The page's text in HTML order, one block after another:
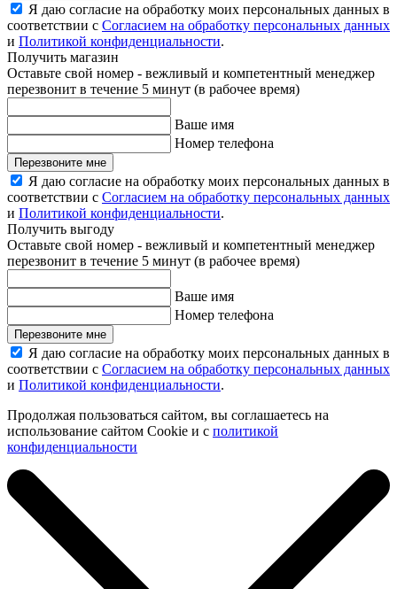
Я даю согласие на обработку моих персональных данных в
соответствии с Согласием на обработку персональных данных
и Политикой конфиденциальности.
Получить магазин
Оставьте свой номер - вежливый и компетентный менеджер
перезвонит в течение 5 минут (в рабочее время)
Ваше имя
Номер телефона
Перезвоните мне
Я даю согласие на обработку моих персональных данных в
соответствии с Согласием на обработку персональных данных
и Политикой конфиденциальности.
Получить выгоду
Оставьте свой номер - вежливый и компетентный менеджер
перезвонит в течение 5 минут (в рабочее время)
Ваше имя
Номер телефона
Перезвоните мне
Я даю согласие на обработку моих персональных данных в
соответствии с Согласием на обработку персональных данных
и Политикой конфиденциальности.
Продолжая пользоваться сайтом, вы соглашаетесь на
использование сайтом Cookie и с политикой
конфиденциальности